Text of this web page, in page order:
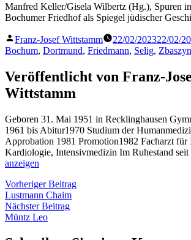
Manfred Keller/Gisela Wilbertz (Hg.), Spuren
Bochumer Friedhof als Spiegel jüdischer
Veröffentlicht
von
Franz-Josef Wittstamm 22/02/202322/02/
Bochum, Dortmund, Friedmann, Selig, Zbaszyn
Veröffentlicht von Franz-
Wittstamm
Geboren 31. Mai 1951 in Recklinghausen
1961 bis Abitur1970 Studium der
Approbation 1981 Promotion1982 Facharzt für
Kardiologie, Intensivmedizin Im Ruhestand seit
anzeigen
Beitragsnavigation
Vorheriger BeitragVorheriger
Lustmann Chaim
Nächster BeitragNächster
Müntz Leo